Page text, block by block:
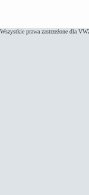
Wszystkie prawa zastrzeżone dla